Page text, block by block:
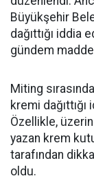
Büyükşehir
dağıttığı iddia
gündem
Miting
kremi dağıttığı
Özellikle,
yazan krem
tarafından
oldu.